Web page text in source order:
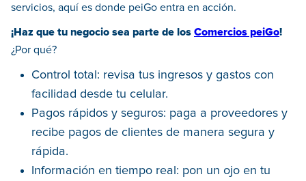
servicios, aquí es donde peiGo entra en acción.
¡Haz que tu negocio sea parte de los Comercios peiGo!
¿Por qué?
Control total: revisa tus ingresos y gastos con
facilidad desde tu celular.
Pagos rápidos y seguros: paga a proveedores y
recibe pagos de clientes de manera segura y
rápida.
Información en tiempo real: pon un ojo en tu